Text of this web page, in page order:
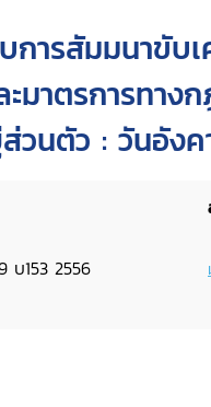
การสัมมนาขั
มาตรการทาง
ส่วนตัว : วันอั
น 7 สำนักงาน
บ153 2556